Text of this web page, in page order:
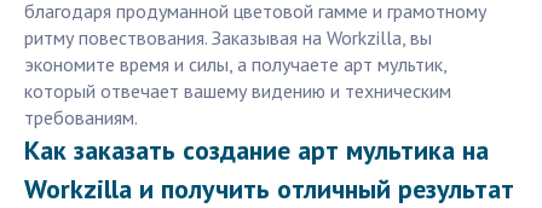
благодаря продуманной цветовой гамме и грамотному
ритму повествования. Заказывая на Workzilla, вы
экономите время и силы, а получаете арт мультик,
который отвечает вашему видению и техническим
требованиям.
Как заказать создание арт мультика на
Workzilla и получить отличный результат